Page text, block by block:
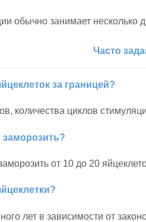
обычно занимает несколько
Часто
за границей?
количества циклов
заморозить?
от 10 до 20
лет в зависимости от